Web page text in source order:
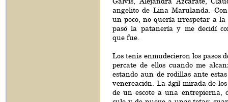
angelito de Lina Marulanda.
un poco, no quería irrespetar a la
pasó la patanería y me decidí
que fue.
Los tenis enmudecieron los pasos
percate de ellos cuando me
estando aun de rodillas ante
venereación. La ágil mirada de
de un escote a una entrepierna,